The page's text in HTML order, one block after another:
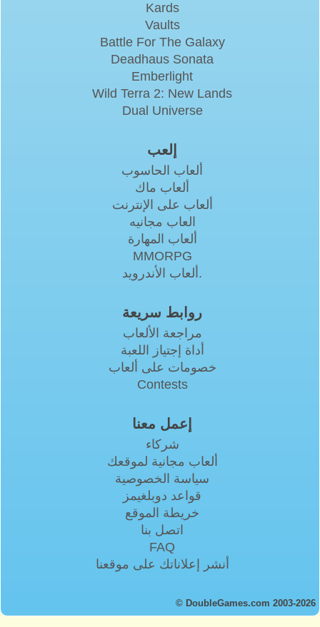
Kards
Vaults
Battle For The Galaxy
Deadhaus Sonata
Emberlight
Wild Terra 2: New Lands
Dual Universe
إلعب
ألعاب الحاسوب
ألعاب ماك
ألعاب على الإنترنت
العاب مجانيه
ألعاب المهارة
MMORPG
ألعاب الأندرويد.
روابط سريعة
مراجعة الألعاب
أداة إجتياز اللعبة
خصومات على ألعاب
Contests
إعمل معنا
شركاء
ألعاب مجانية لموقعك
سياسة الخصوصية
قواعد دوبلغيمز
خريطة الموقع
اتصل بنا
FAQ
أنشر إعلاناتك على موقعنا
© DoubleGames.com 2003-2026